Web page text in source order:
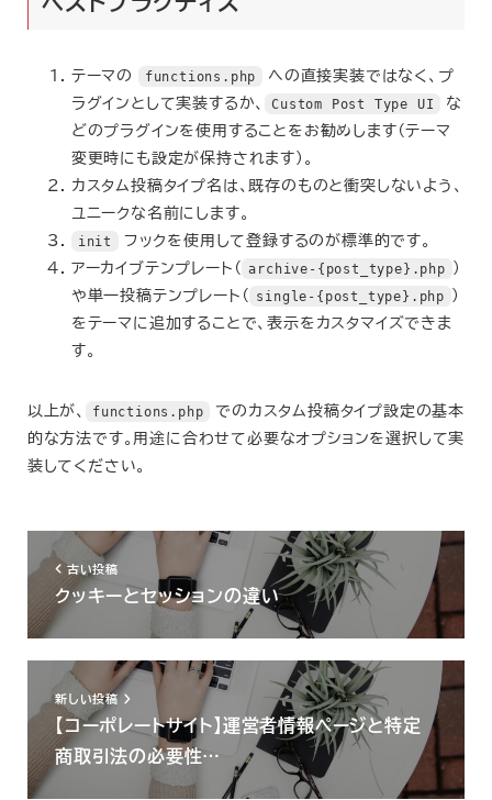
テーマの functions.php
への直接実装ではなく、プ
ラグインとして実装するか、
Custom Post Type UI
な
どのプラグインを使用することをお勧めします（テーマ
変更時にも設定が保持されます）。
カスタム投稿タイプ名は、既存のものと衝突しないよう、
ユニークな名前にします。
init
フックを使用して登録するのが標準的です。
アーカイブテンプレート（
archive-{post_type}.php
）
や単一投稿テンプレート（
single-{post_type}.php
）
をテーマに追加することで、表示をカスタマイズできま
す。
以上が、 functions.php
でのカスタム投稿タイプ設定の基本
的な方法です。用途に合わせて必要なオプションを選択して実
装してください。
古い投稿
クッキーとセッションの違い
新しい投稿
【コーポレートサイト】運営者情報ページと特定
商取引法の必要性…